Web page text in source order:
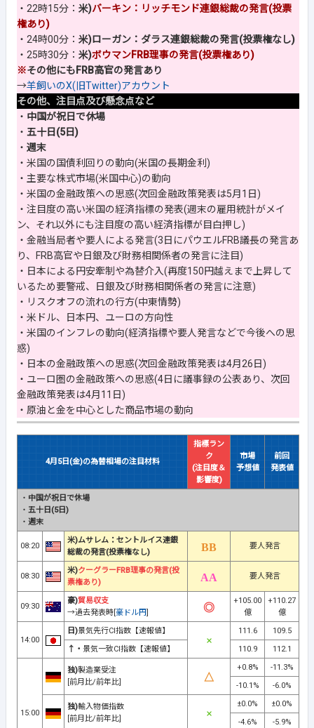
・22時15分： 米)バーキン：リッチモンド連銀総裁の発言(投票
権あり)
・24時00分： 米)ローガン：ダラス連銀総裁の発言(投票権なし)
・25時30分： 米)ボウマンFRB理事の発言(投票権あり)
※その他にもFRB高官の発言あり
→羊飼いのX(旧Twitter)アカウント
その他、注目点及び懸念点など
・ 中国が祝日で休場
・ 五十日(5日)
・ 週末
・米国の国債利回りの動向(米国の長期金利)
・主要な株式市場(米国中心)の動向
・米国の金融政策への思惑(次回金融政策発表は5月1日)
・注目度の高い米国の経済指標の発表(週末の雇用統計がメイ
ン、それ以外にも注目度の高い経済指標が目白押し)
・金融当局者や要人による発言(3日にパウエルFRB議長の発言あ
り、FRB高官や日銀及び財務相関係者の発言に注目)
・日本による円安牽制や為替介入(再度150円越えまで上昇して
いるため要警戒、日銀及び財務相関係者の発言に注意)
・リスクオフの流れの行方(中東情勢)
・米ドル、日本円、ユーロの方向性
・米国のインフレの動向(経済指標や要人発言などで今後への思
惑)
・日本の金融政策への思惑(次回金融政策発表は4月26日)
・ユーロ圏の金融政策への思惑(4日に議事録の公表あり、次回
金融政策発表は4月11日)
・原油と金を中心とした商品市場の動向
4月5日(金)の為替相場の注目材料
指標ラン
ク
(注目度＆
影響度)
市場
予想値
前回
発表値
・ 中国が祝日で休場
・ 五十日(5日)
・ 週末
08:20
米)ムサレム：セントルイス連銀
総裁の発言(投票権なし)
要人発言
08:30
米)クーグラーFRB理事の発言(投
票権あり)
要人発言
09:30
豪)貿易収支
→過去発表時[ 豪ドル円
+105.00
億
+110.27
億
14:00
日)景気先行CI指数【速報値】 111.6
109.5
↑・ 景気一致CI指数【速報値】 110.9 112.1
15:00
独)製造業受注
[前月比/前年比]
+0.8%
-11.3%
-10.1%
-6.0%
独)輸入物価指数
[前月比/前年比]
±0.0%
±0.0%
-4.6%
-5.9%